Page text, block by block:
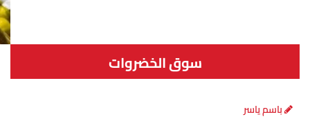
سوق الخضروات
باسم ياسر